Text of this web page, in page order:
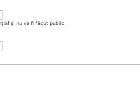
şi nu va fi făcut public.